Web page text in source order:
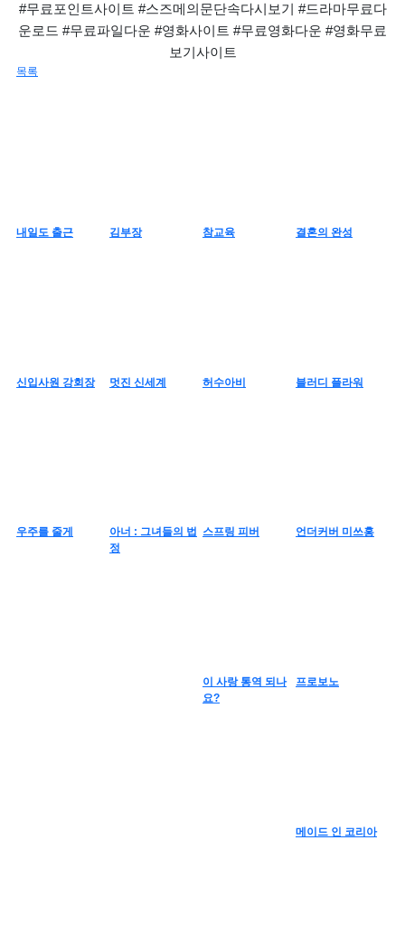
#무료포인트사이트 #스즈메의문단속다시보기 #드라마무료다
운로드 #무료파일다운 #영화사이트 #무료영화다운 #영화무료
보기사이트
목록
내일도 출근 김부장 참교육 결혼의 완성
신입사원 강회장 멋진 신세계 허수아비 블러디 플라워
우주를 줄게
아너 : 그녀들의 법
정
스프링 피버 언더커버 미쓰홍
이 사랑 통역 되나
요?
프로보노
메이드 인 코리아